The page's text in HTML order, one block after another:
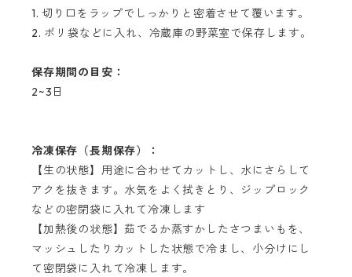
1. 切り口をラップでしっかりと密着させて覆います。
2. ポリ袋などに入れ、冷蔵庫の野菜室で保存します。
保存期間の目安：
2~3日
冷凍保存（長期保存）：
【生の状態】用途に合わせてカットし、水にさらして
アクを抜きます。水気をよく拭きとり、ジップロック
などの密閉袋に入れて冷凍します
【加熱後の状態】茹でるか蒸すかしたさつまいもを、
マッシュしたりカットした状態で冷まし、小分けにし
て密閉袋に入れて冷凍します。